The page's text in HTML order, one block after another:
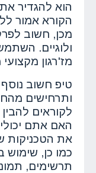
הוא להגדיר
הקורא אמור
מכן, חשוב
ולוגיים.
מז'רגון
טיפ חשוב
ותרחישים
לקוראים
האם אתם
את הטכניקות
כמו כן, שימוש
תרשימים,